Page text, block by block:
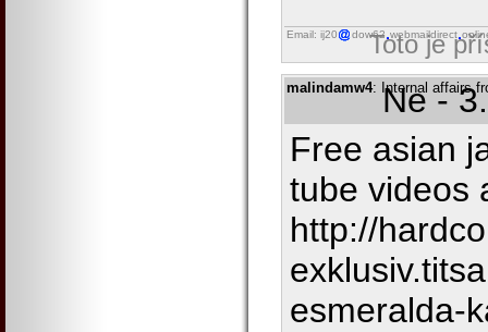
Email: ij20 dow62 webmaildirect
Toto je
malindamw4: Internal affairs
Ne -
Free asian
tube videos
http://
esmeralda-